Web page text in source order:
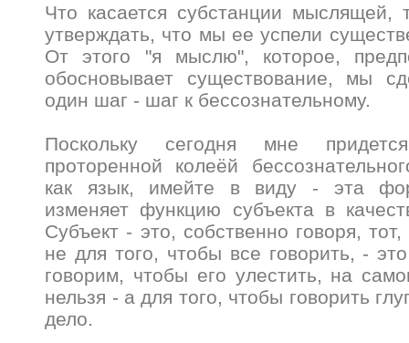
Что касается субстанции мыслящей,
утверждать, что мы ее успели
От этого "я мыслю", которое,
обосновывает существование, мы
один шаг - шаг к бессознательному.
Поскольку сегодня мне придется
проторенной колеёй
как язык, имейте в виду - эта
изменяет функцию субъекта в
Субъект - это, собственно говоря,
не для того, чтобы все говорить, -
говорим, чтобы его улестить, на
нельзя - а для того, чтобы говорить
дело.